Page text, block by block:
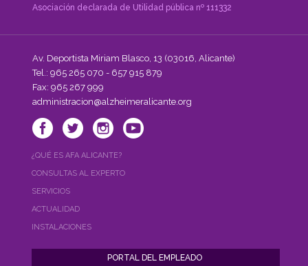
Asociación declarada de Utilidad pública nº 111332
Av. Deportista Miriam Blasco, 13 (03016, Alicante)
Tel.: 965 265 070 - 657 915 879
Fax: 965 267 999
administracion@alzheimeralicante.org
¿QUÉ ES AFA ALICANTE?
CONSULTAS AL EXPERTO
SERVICIOS
ACTUALIDAD
INSTALACIONES